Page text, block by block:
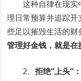
这种自律在现
理日常预算并追踪
些足以摧毁生活的财
管理好金钱，就是在
2、拒绝“上头”